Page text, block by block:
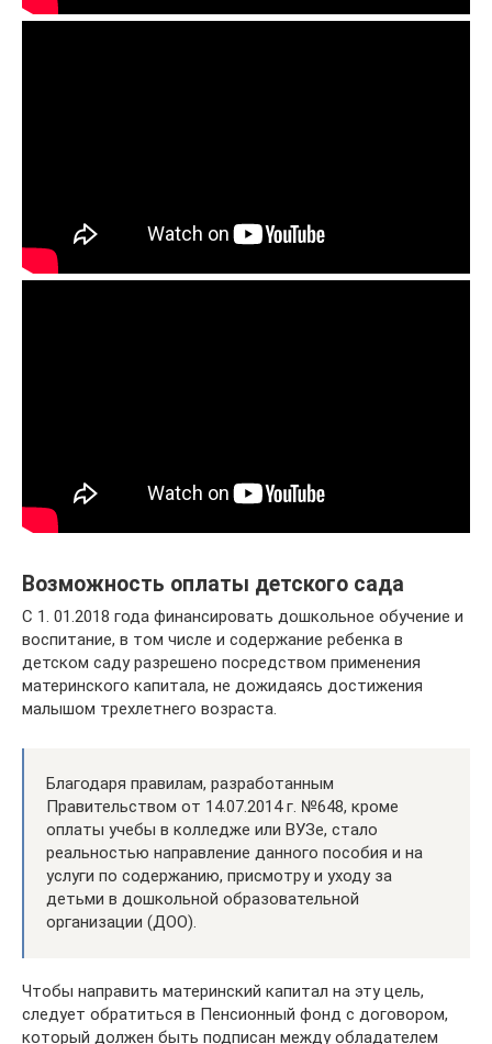
Возможность оплаты детского сада
С 1. 01.2018 года финансировать дошкольное обучение и
воспитание, в том числе и содержание ребенка в
детском саду разрешено посредством применения
материнского капитала, не дожидаясь достижения
малышом трехлетнего возраста.
Благодаря правилам, разработанным
Правительством от 14.07.2014 г. №648, кроме
оплаты учебы в колледже или ВУЗе, стало
реальностью направление данного пособия и на
услуги по содержанию, присмотру и уходу за
детьми в дошкольной образовательной
организации (ДОО).
Чтобы направить материнский капитал на эту цель,
следует обратиться в Пенсионный фонд с договором,
который должен быть подписан между обладателем